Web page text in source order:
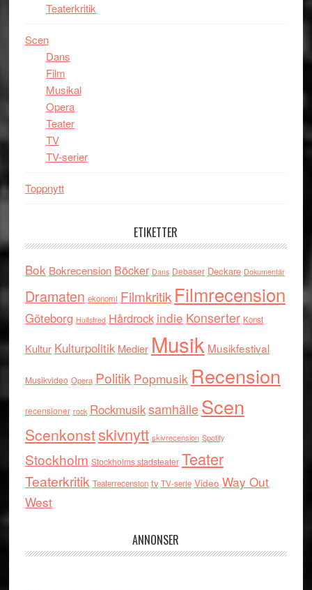
Teaterkritik
Scen
Dans
Film
Musikal
Opera
Teater
TV
TV-serier
Toppnytt
ETIKETTER
Bok Bokrecension Böcker Dans Debaser Deckare Dokumentär
Dramaten ekonomi Filmkritik Filmrecension
Göteborg Hultsfred Hårdrock indie Konserter Konst
Kultur Kulturpolitik Medier Musik Musikfestival
Musikvideo Opera Politik Popmusik Recension
recensioner rock RockmusiksamhälleScen
Scenkonstskivnytt skivrecension Spotify
Stockholm Stockholms stadsteater Teater
Teaterkritik Teaterrecension tv TV-serie Video Way Out
West
ANNONSER